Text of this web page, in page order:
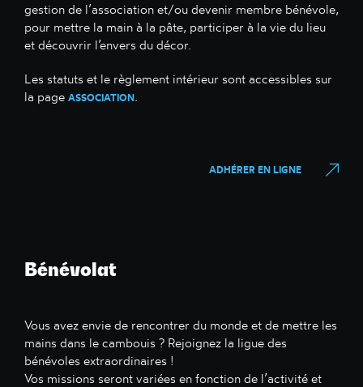
gestion de l’association et/ou devenir membre bénévole,
pour mettre la main à la pâte, participer à la vie du lieu
et découvrir l’envers du décor.
Les statuts et le règlement intérieur sont accessibles sur
la page ASSOCIATION
ADHÉRER EN LIGNE
Bénévolat
Vous avez envie de rencontrer du monde et de mettre les
mains dans le cambouis ? Rejoignez la ligue des
bénévoles extraordinaires !
Vos missions seront variées en fonction de l’activité et